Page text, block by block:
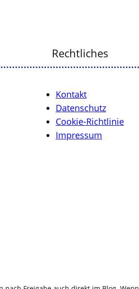
Rechtliches
Kontakt
Datenschutz
Cookie-Richtlinie
Impressum